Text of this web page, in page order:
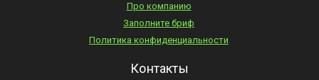
Про компанию
Заполните бриф
Политика конфиденциальности
Контакты